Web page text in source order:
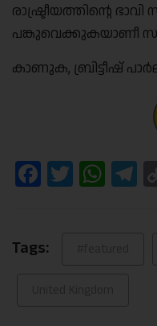
രാഷ്ട്രീയത്തിന്റെ
പങ്കുവെക്കുകയാണീ
കാണുക, ബ്രിട്ടീഷ്
Facebook
Twitter
Tags: